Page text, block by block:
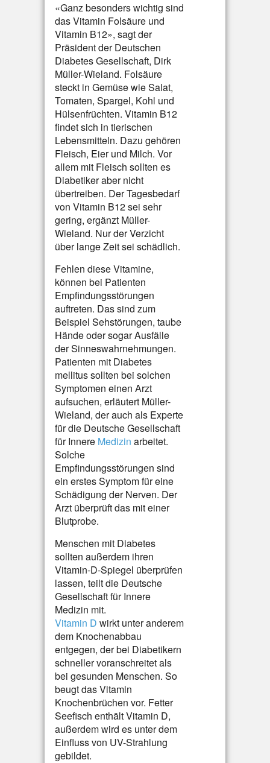
«Ganz besonders wichtig sind
das Vitamin Folsäure und
Vitamin B12», sagt der
Präsident der Deutschen
Diabetes Gesellschaft, Dirk
Müller-Wieland. Folsäure
steckt in Gemüse wie Salat,
Tomaten, Spargel, Kohl und
Hülsenfrüchten. Vitamin B12
findet sich in tierischen
Lebensmitteln. Dazu gehören
Fleisch, Eier und Milch. Vor
allem mit Fleisch sollten es
Diabetiker aber nicht
übertreiben. Der Tagesbedarf
von Vitamin B12 sei sehr
gering, ergänzt Müller-
Wieland. Nur der Verzicht
über lange Zeit sei schädlich.
Fehlen diese Vitamine,
können bei Patienten
Empfindungsstörungen
auftreten. Das sind zum
Beispiel Sehstörungen, taube
Hände oder sogar Ausfälle
der Sinneswahrnehmungen.
Patienten mit Diabetes
mellitus sollten bei solchen
Symptomen einen Arzt
aufsuchen, erläutert Müller-
Wieland, der auch als Experte
für die Deutsche Gesellschaft
für Innere Medizin arbeitet.
Solche
Empfindungsstörungen sind
ein erstes Symptom für eine
Schädigung der Nerven. Der
Arzt überprüft das mit einer
Blutprobe.
Menschen mit Diabetes
sollten außerdem ihren
Vitamin-D-Spiegel überprüfen
lassen, teilt die Deutsche
Gesellschaft für Innere
Medizin mit.
Vitamin D wirkt unter anderem
dem Knochenabbau
entgegen, der bei Diabetikern
schneller voranschreitet als
bei gesunden Menschen. So
beugt das Vitamin
Knochenbrüchen vor. Fetter
Seefisch enthält Vitamin D,
außerdem wird es unter dem
Einfluss von UV-Strahlung
gebildet.